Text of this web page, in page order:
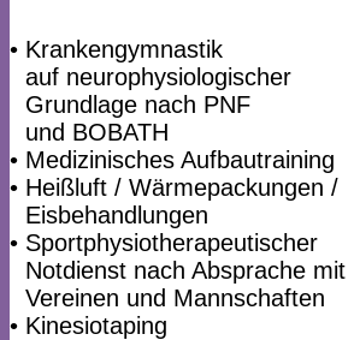
• Krankengymnastik
auf neurophysiologischer
Grundlage nach PNF
und BOBATH
• Medizinisches Aufbautraining
• Heißluft / Wärmepackungen /
Eisbehandlungen
• Sportphysiotherapeutischer
Notdienst nach Absprache mit
Vereinen und Mannschaften
• Kinesiotaping